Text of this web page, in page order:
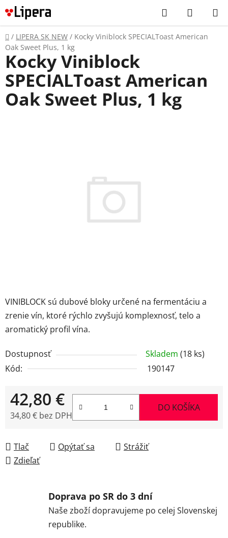
Prejsť
na
obsah
Hľadať
KOŠÍK
Domov
/ LIPERA SK NEW / Kocky Viniblock SPECIALToast American
Oak Sweet Plus, 1 kg
VINIBLOCK sú dubové bloky určené na fermentáciu a
zrenie vín, ktoré rýchlo zvyšujú komplexnosť, telo a
aromatický profil vína.
Dostupnosť Skladem (18 ks)
Kód:
190147
42,80 €
34,80 € bez DPH
DO KOŠÍKA
Tlač Opýtať sa
Strážiť
Zdieľať
Kocky Viniblock
SPECIALToast American
Oak Sweet Plus, 1 kg
Doprava po SR do 3 dní
Naše zboží dopravujeme po celej Slovenskej
republike.